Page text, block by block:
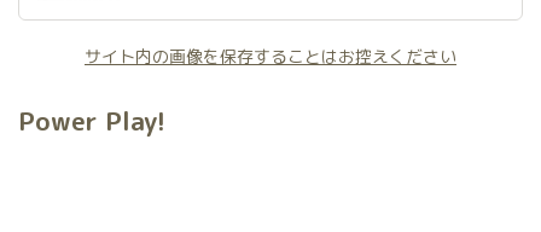
サイト内の画像を保存することはお控えください
Power Play!